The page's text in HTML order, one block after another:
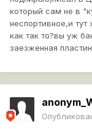
который сам не в
неспортивное,и
как так то?вы уж
заезженная